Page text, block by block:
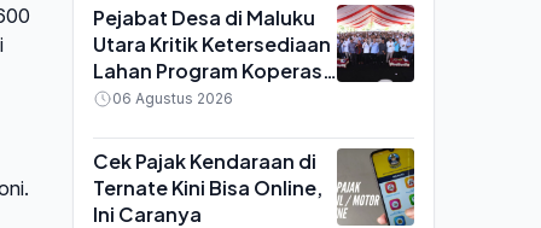
Pejabat Desa di Maluku
Utara Kritik Ketersediaan
Lahan Program Koperasi
Merah Putih saat Seminar
06 Agustus 2026
Cek Pajak Kendaraan di
Ternate Kini Bisa Online,
Ini Caranya